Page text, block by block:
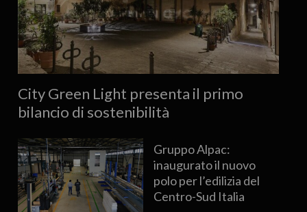
City Green Light presenta il primo
bilancio di sostenibilità
Gruppo Alpac:
inaugurato il nuovo
polo per l’edilizia del
Centro-Sud Italia